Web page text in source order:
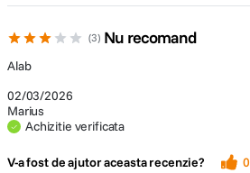
3 Nu recomand
02/03/2026
Marius
Achizitie verificata
Alab
V-a fost de ajutor aceasta recenzie? 0